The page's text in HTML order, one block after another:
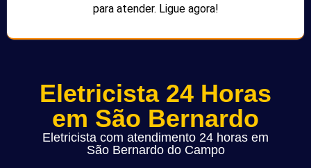
para atender. Ligue agora!
Eletricista 24 Horas
em São Bernardo
Eletricista com atendimento 24 horas em
São Bernardo do Campo